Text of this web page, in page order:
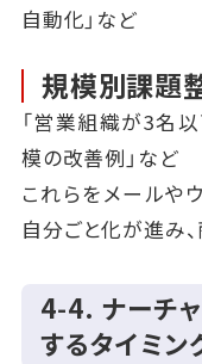
自動化」など
規模別課題
「営業組織が3名
模の改善例」など
これらをメールや
自分ごと化が進み
4‑4. ナーチ
するタイミ